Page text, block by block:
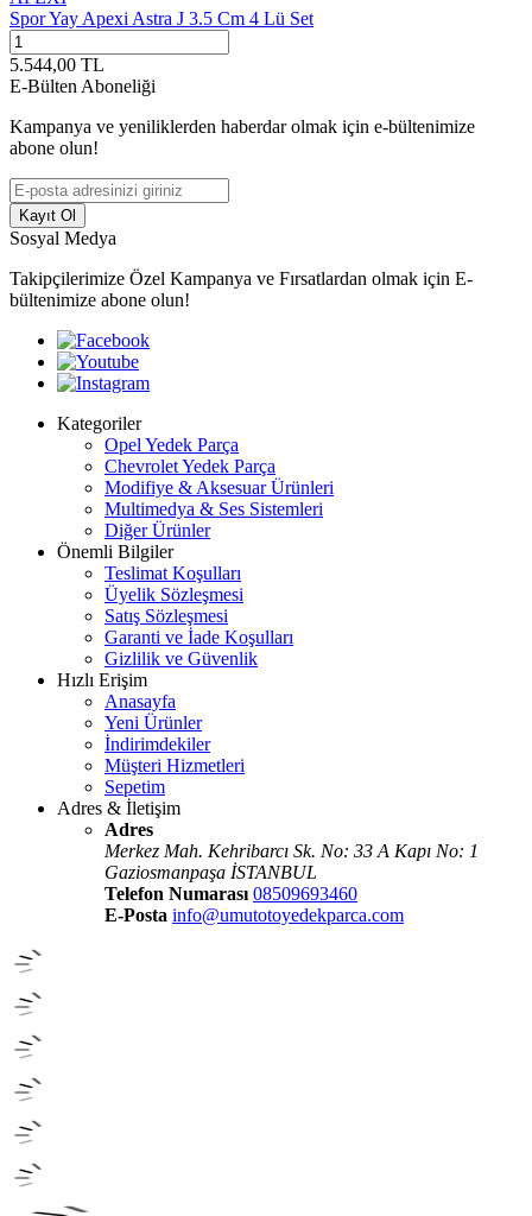
Spor Yay Apexi Astra J 3.5 Cm 4 Lü Set
5.544,00 TL
E-Bülten Aboneliği
Kampanya ve yeniliklerden haberdar olmak için e-bültenimize
abone olun!
Kayıt Ol
Sosyal Medya
Takipçilerimize Özel Kampanya ve Fırsatlardan olmak için E-
bültenimize abone olun!
Kategoriler
Opel Yedek Parça
Chevrolet Yedek Parça
Modifiye & Aksesuar Ürünleri
Multimedya & Ses Sistemleri
Diğer Ürünler
Önemli Bilgiler
Teslimat Koşulları
Üyelik Sözleşmesi
Satış Sözleşmesi
Garanti ve İade Koşulları
Gizlilik ve Güvenlik
Hızlı Erişim
Anasayfa
Yeni Ürünler
İndirimdekiler
Müşteri Hizmetleri
Sepetim
Adres & İletişim
Adres
Merkez Mah. Kehribarcı Sk. No: 33 A Kapı No: 1
Gaziosmanpaşa İSTANBUL
Telefon Numarası 08509693460
E-Posta info@umutotoyedekparca.com